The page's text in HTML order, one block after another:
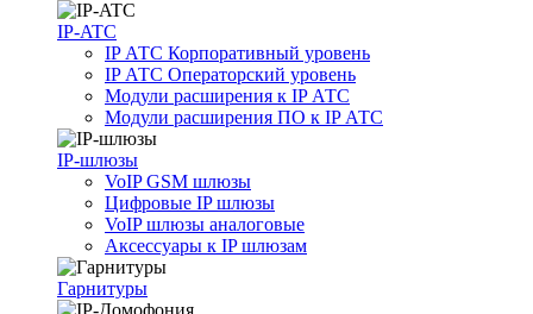
IP-ATC
IP АТС Корпоративный уровень
IP АТС Операторский уровень
Модули расширения к IP АТС
Модули расширения ПО к IP АТС
IP-шлюзы
VoIP GSM шлюзы
Цифровые IP шлюзы
VoIP шлюзы аналоговые
Аксессуары к IP шлюзам
Гарнитуры